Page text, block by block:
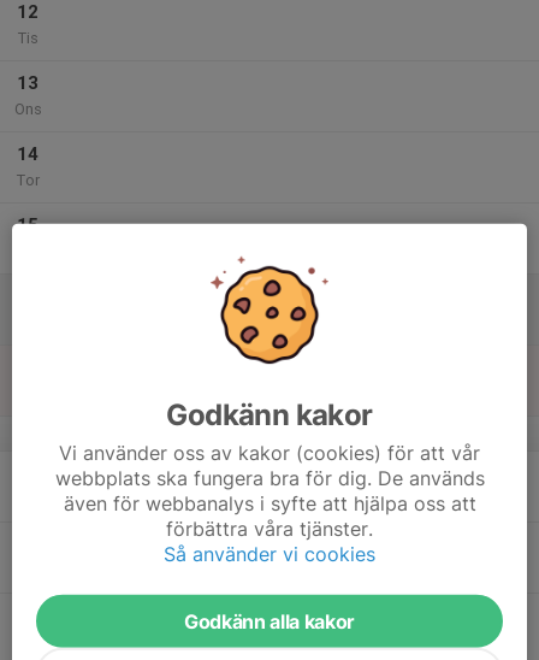
12
Tis
13
Ons
14
Tor
15
20
Ons
Godkänn kakor
Vi använder oss av kakor (cookies) för att vår
webbplats ska fungera bra för dig. De används
även för webbanalys i syfte att hjälpa oss att
förbättra våra tjänster.
Så använder vi cookies
Godkänn alla kakor